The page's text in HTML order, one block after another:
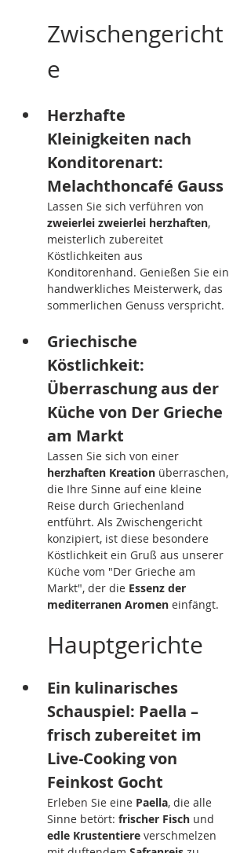
Zwischengericht
e
Herzhafte
Kleinigkeiten nach
Konditorenart:
Melachthoncafé Gauss
Lassen Sie sich verführen von
zweierlei zweierlei herzhaften,
meisterlich zubereitet
Köstlichkeiten aus
Konditorenhand. Genießen Sie ein
handwerkliches Meisterwerk, das
sommerlichen Genuss verspricht.
Griechische
Köstlichkeit:
Überraschung aus der
Küche von Der Grieche
am Markt
Lassen Sie sich von einer
herzhaften Kreation überraschen,
die Ihre Sinne auf eine kleine
Reise durch Griechenland
entführt. Als Zwischengericht
konzipiert, ist diese besondere
Köstlichkeit ein Gruß aus unserer
Küche vom "Der Grieche am
Markt", der die Essenz der
mediterranen Aromen einfängt.
Hauptgerichte
Ein kulinarisches
Schauspiel: Paella –
frisch zubereitet im
Live-Cooking von
Feinkost Gocht
Erleben Sie eine Paella, die alle
Sinne betört: frischer Fisch und
edle Krustentiere verschmelzen